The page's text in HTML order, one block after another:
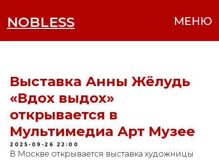
NOBLESS
Выставка Анны Жёлудь
«Вдох выдох»
открывается в
Мультимедиа Арт Музее
2025-09-26 22:00
В Москве открывается выставка художницы